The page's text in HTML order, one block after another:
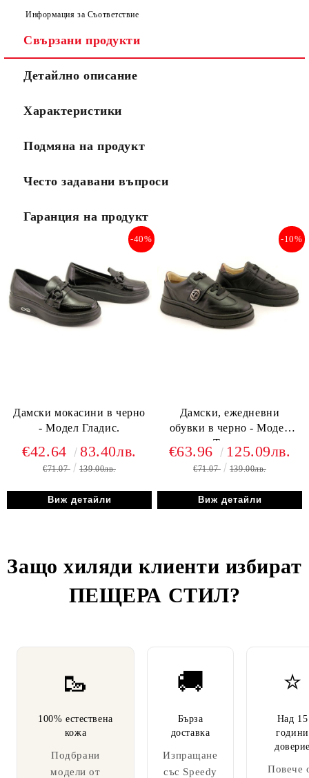
Информация за Съответствие
Свързани продукти
Детайлно описание
Характеристики
Подмяна на продукт
Често задавани въпроси
Гаранция на продукт
Дамски мокасини в черно
- Модел Гладис.
-40%
€42.64 83.40лв.
€71.07 139.00лв.
Виж детайли
Дамски, ежедневни
обувки в черно - Модел
Тиара.
-10%
€63.96 125.09лв.
€71.07 139.00лв.
Виж детайли
Защо хиляди клиенти избират
ПЕЩЕРА СТИЛ?
🥾
100% естествена
кожа
Подбрани
модели от
🚚
Бърза
доставка
Изпращане
със Speedy
⭐
Над 15
години
Повече